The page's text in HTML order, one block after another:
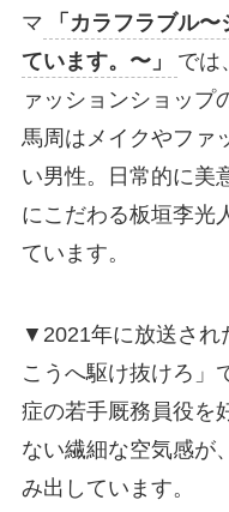
マ
「カラフラブル
ています。〜」
では
ァッションショップ
馬周はメイクやファ
い男性。日常的に美
にこだわる板垣李光
ています。
▼2021年に放送され
こうへ駆け抜けろ」
症の若手厩務員役を
ない繊細な空気感が
み出しています。